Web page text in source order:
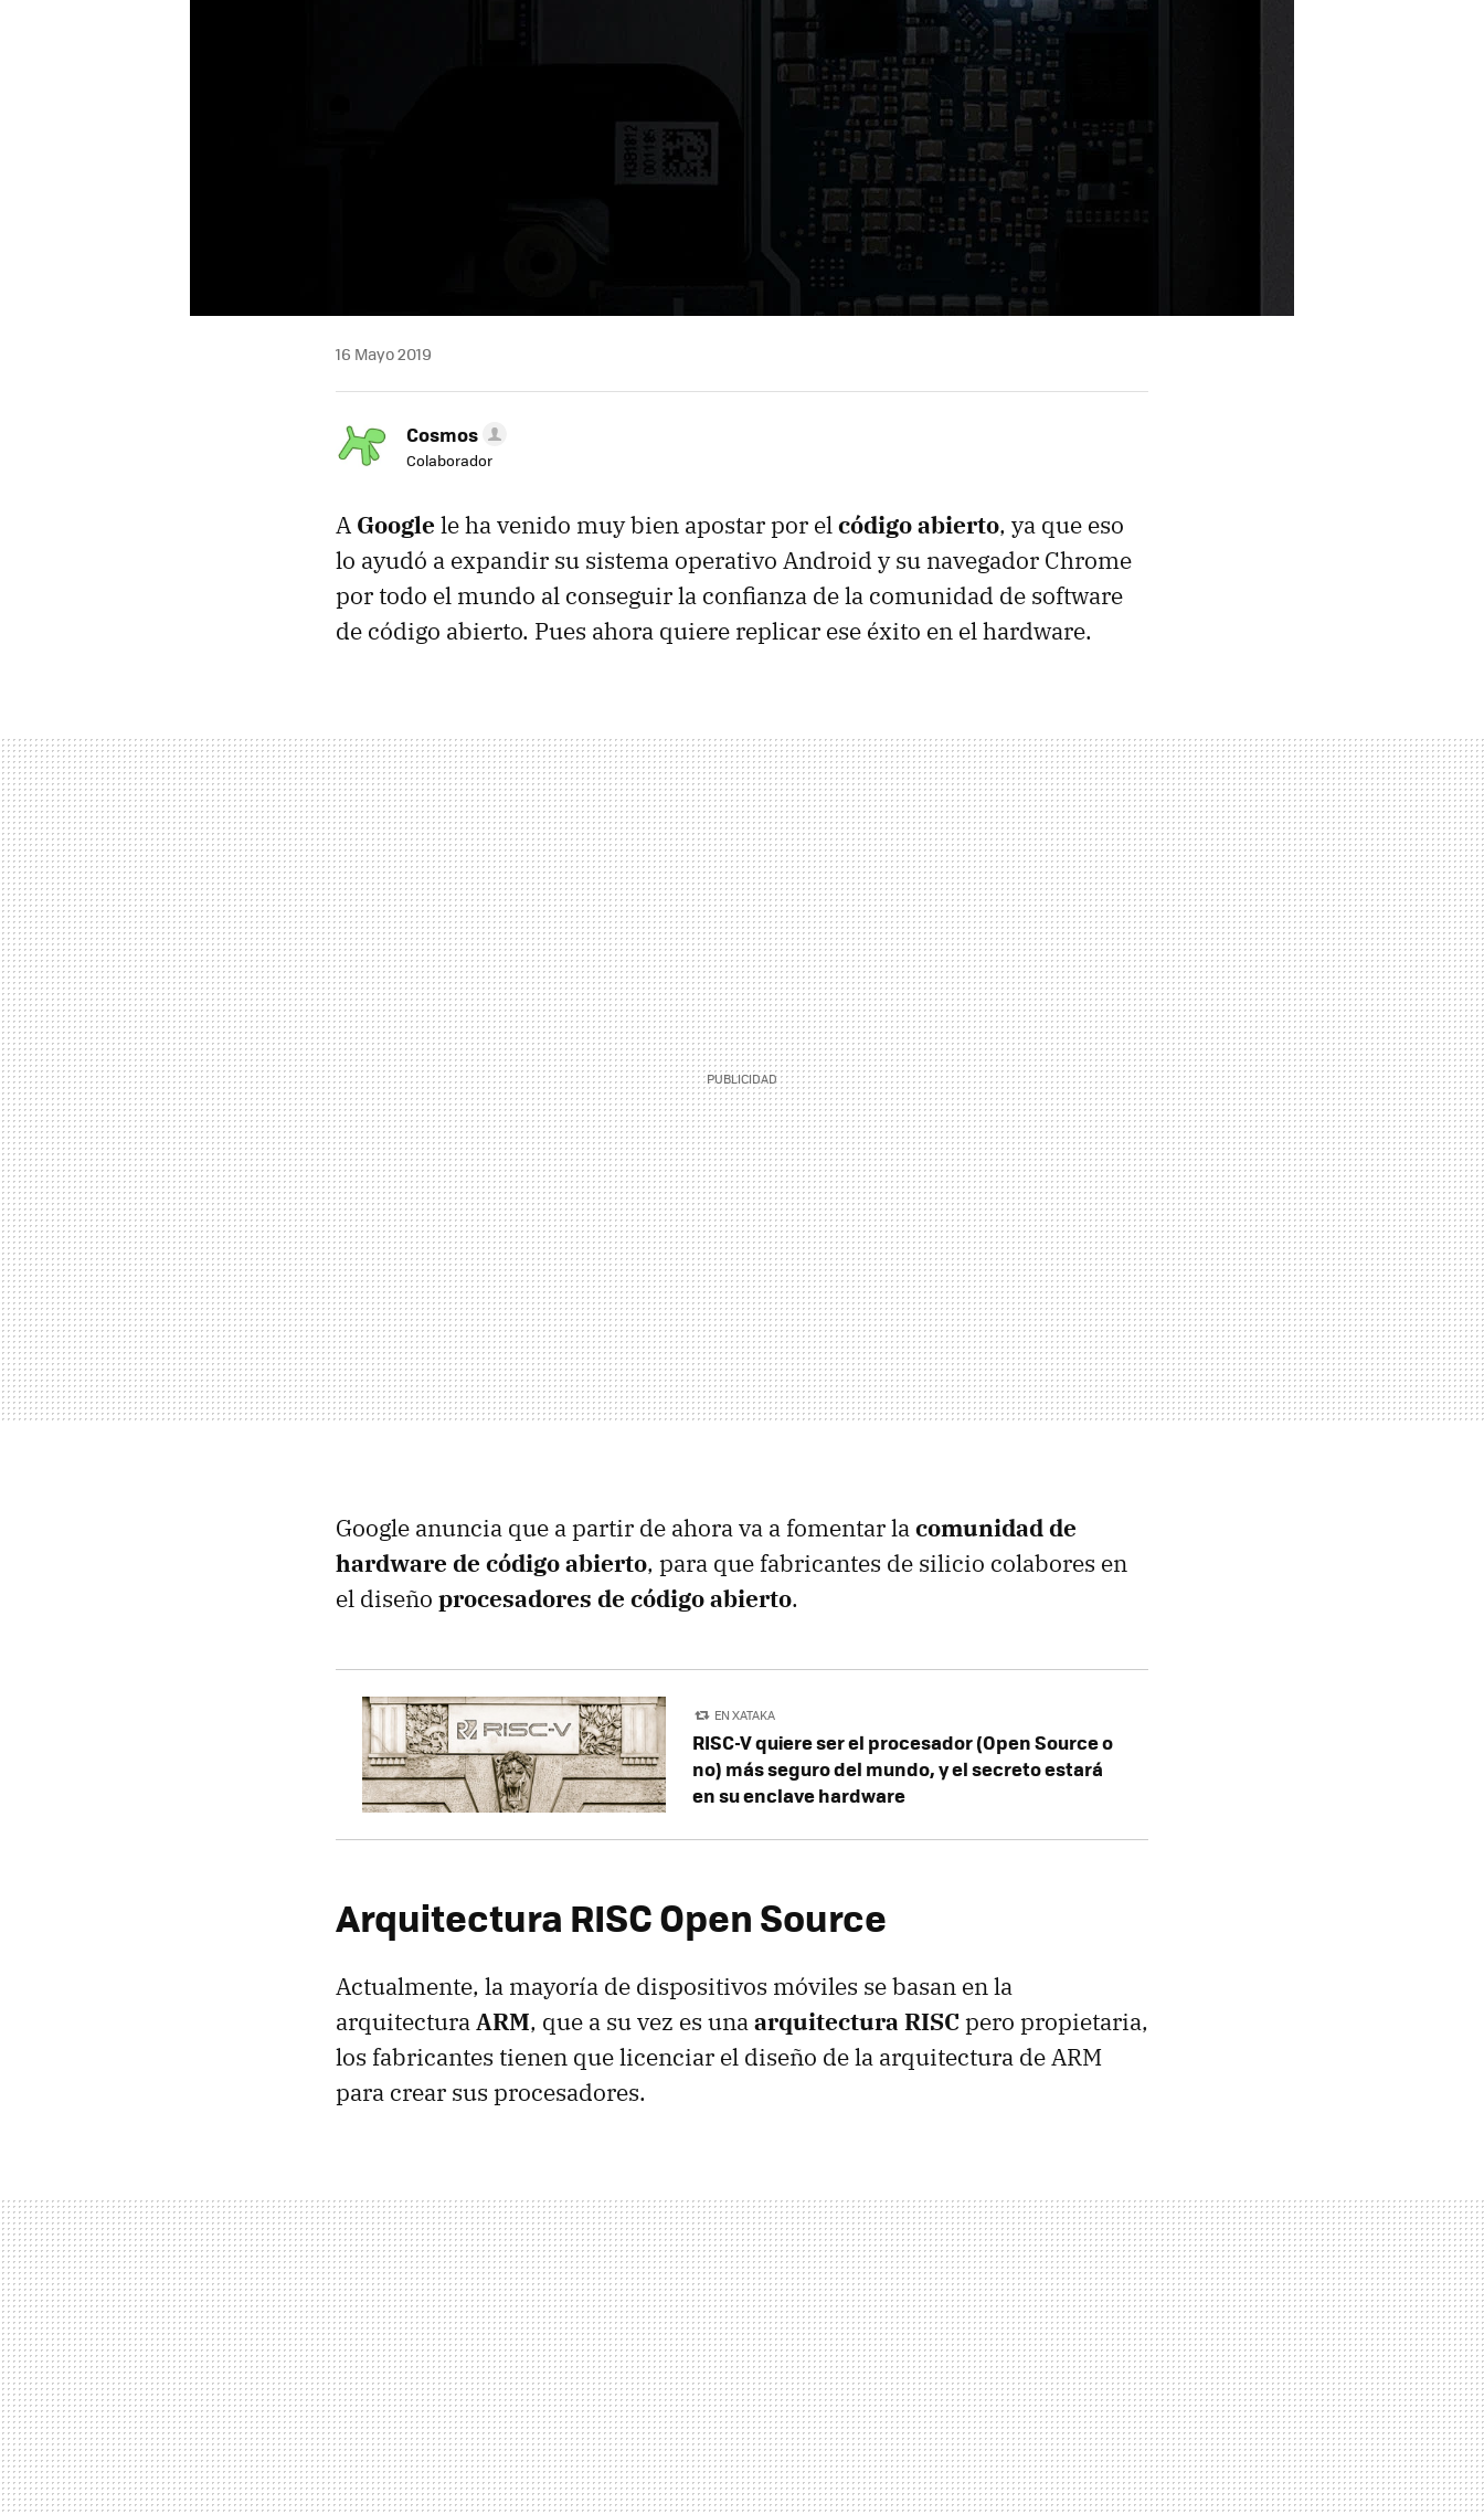
16 Mayo 2019
Cosmos
Colaborador
A Google le ha venido muy bien apostar por elcódigo abierto, ya que eso
lo ayudó a expandir su sistema operativo Android y su navegador Chrome
por todo el mundo al conseguir la confianza de la comunidad de software
de código abierto. Pues ahora quiere replicar ese éxito en el hardware.
Google anuncia que a partir de ahora va a fomentar lacomunidad de
hardware de código abierto, para que fabricantes de silicio colabores en
el diseño procesadores de código abierto.
EN XATAKA
RISC-V quiere ser el procesador (Open Source o
no) más seguro del mundo, y el secreto estará
en su enclave hardware
Arquitectura RISC Open Source
Actualmente, la mayoría de dispositivos móviles se basan en la
arquitecturaARM, que a su vez es unaarquitectura RISC pero propietaria,
los fabricantes tienen que licenciar el diseño de la arquitectura de ARM
para crear sus procesadores.